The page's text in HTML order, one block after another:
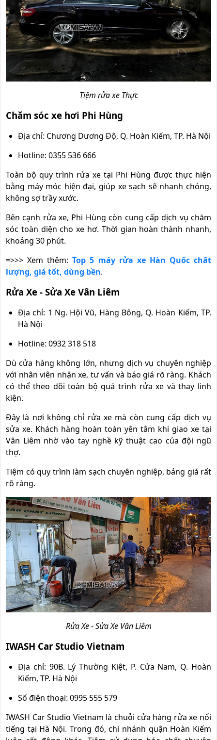
Tiệm rửa xe Thực
Chăm sóc xe hơi Phi Hùng
Địa chỉ: Chương Dương Độ, Q. Hoàn Kiếm, TP. Hà Nội
Hotline: 0355 536 666
Toàn bộ quy trình rửa xe tại Phi Hùng được thực hiện
bằng máy móc hiện đại, giúp xe sạch sẽ nhanh chóng,
không sợ trầy xước.
Bên cạnh rửa xe, Phi Hùng còn cung cấp dịch vụ chăm
sóc toàn diện cho xe hơ. Thời gian hoàn thành nhanh,
khoảng 30 phút.
=>>> Xem thêm:Top 5 máy rửa xe Hàn Quốc chất
lượng, giá tốt, dùng bền.
Rửa Xe - Sửa Xe Vân Liêm
Địa chỉ: 1 Ng. Hội Vũ, Hàng Bông, Q. Hoàn Kiếm, TP.
Hà Nội
Hotline: 0932 318 518
Dù cửa hàng không lớn, nhưng dịch vụ chuyên nghiệp
với nhân viên nhận xe, tư vấn và báo giá rõ ràng. Khách
có thể theo dõi toàn bộ quá trình rửa xe và thay linh
kiện.
Đây là nơi không chỉ rửa xe mà còn cung cấp dịch vụ
sửa xe. Khách hàng hoàn toàn yên tâm khi giao xe tại
Vân Liêm nhờ vào tay nghề kỹ thuật cao của đội ngũ
thợ.
Tiệm có quy trình làm sạch chuyên nghiệp, bảng giá rất
rõ ràng.
Rửa Xe - Sửa Xe Vân Liêm
IWASH Car Studio Vietnam
Địa chỉ: 90B. Lý Thường Kiệt, P. Cửa Nam, Q. Hoàn
Kiếm, TP. Hà Nội
Số điện thoại: 0995 555 579
IWASH Car Studio Vietnam là chuỗi cửa hàng rửa xe nổi
tiếng tại Hà Nội. Trong đó, chi nhánh quận Hoàn Kiếm